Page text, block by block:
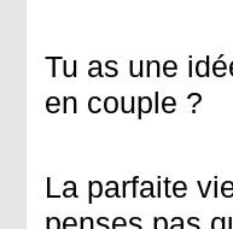
Tu as une
en couple ?
La parfaite